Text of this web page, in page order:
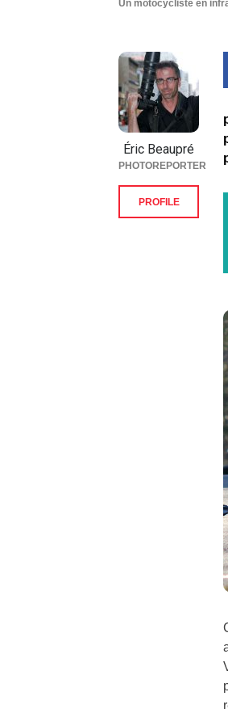
Un motocycliste en
Éric Beaupré
PHOTOREPORTER
PROFILE